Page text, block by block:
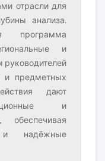
отрасли для
анализа.
программа
и
руководителей
и предметных
дают
и
обеспечивая
и надёжные